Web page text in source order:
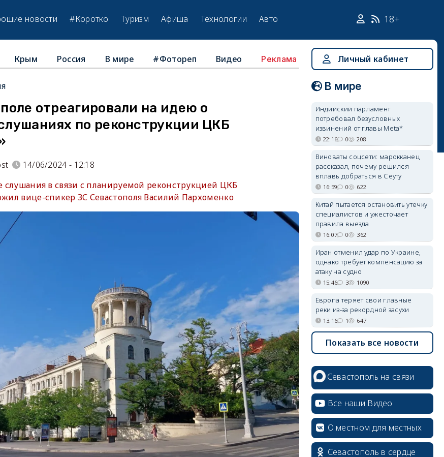
новости #Коротко Туризм Афиша Технологии Авто 18+
Крым Россия В мире #Фотореп Видео Реклама
отреагировали на идею о
по реконструкции ЦКБ
14/06/2024 - 12:18
слушания в связи с планируемой реконструкцией ЦКБ
вице-спикер ЗС Севастополя Василий Пархоменко
Личный кабинет
В мире
Индийский парламент
потребовал безусловных
извинений от главы Meta*
22:16 0 208
Виноваты соцсети: марокканец
рассказал, почему решился
вплавь добраться в Сеуту
16:59 0 622
Китай пытается остановить утечку
специалистов и ужесточает
правила выезда
16:07 0 362
Иран отменил удар по Украине,
однако требует компенсацию за
атаку на судно
15:46 3 1090
Европа теряет свои главные
реки из-за рекордной засухи
13:16 1 647
Показать все новости
Севастополь на связи
Все наши Видео
О местном для местных
Севастополь в сердце